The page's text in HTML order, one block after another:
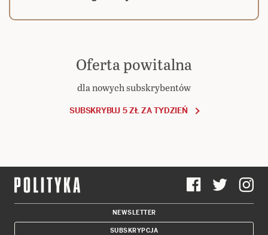
Oferta powitalna
dla nowych subskrybentów
SUBSKRYBUJ 5 ZŁ ZA TYDZIEŃ
NEWSLETTER
SUBSKRYPCJA